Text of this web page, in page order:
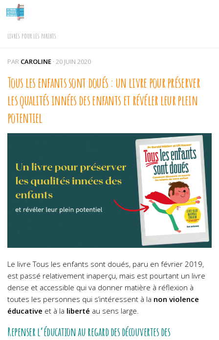
Skip to content
LIVRES POUR LES PARENTS
PAR CAROLINE · 20 JUIN 2020
Tous les enfants sont doués : un livre pour préserver
les qualités innées des enfants et révéler leur plein
potentiel
Le livre Tous les enfants sont doués, paru en février 2019,
est passé relativement inaperçu, mais est pourtant un livre
dense et accessible qui va donner matière à réflexion à
toutes les personnes qui s’intéressent à la non violence
éducative et à la liberté au sens large.
Repenser l’éducation au regard des découvertes des